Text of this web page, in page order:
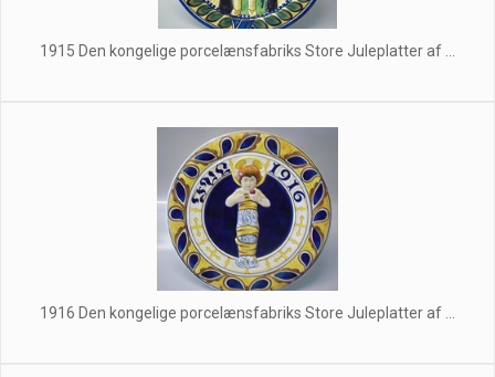
1915 Den kongelige porcelænsfabriks Store Juleplatter af ...
1916 Den kongelige porcelænsfabriks Store Juleplatter af ...